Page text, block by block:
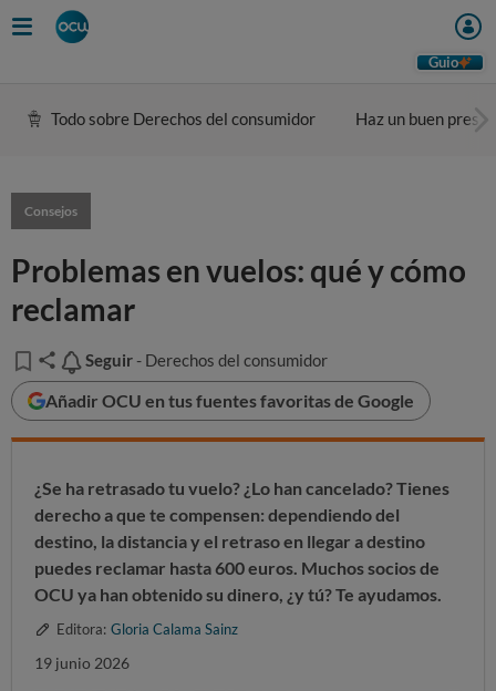
Guio
Todo sobre Derechos del consumidor Haz un buen
Consejos
Problemas en vuelos: qué y cómo
reclamar
Seguir
Seguir - Derechos del consumidor
Añadir OCU en tus fuentes favoritas de Google
¿Se ha retrasado tu vuelo? ¿Lo han cancelado? Tienes
derecho a que te compensen: dependiendo del
destino, la distancia y el retraso en llegar a destino
puedes reclamar hasta 600 euros. Muchos socios de
OCU ya han obtenido su dinero, ¿y tú? Te ayudamos.
Editora: Gloria Calama Sainz
19 junio 2026